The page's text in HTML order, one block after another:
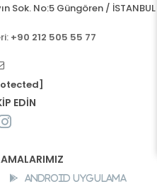
Sok. No:5 Güngören / İSTANBUL
+90 212 505 55 77
EDİN
Android Uygulama